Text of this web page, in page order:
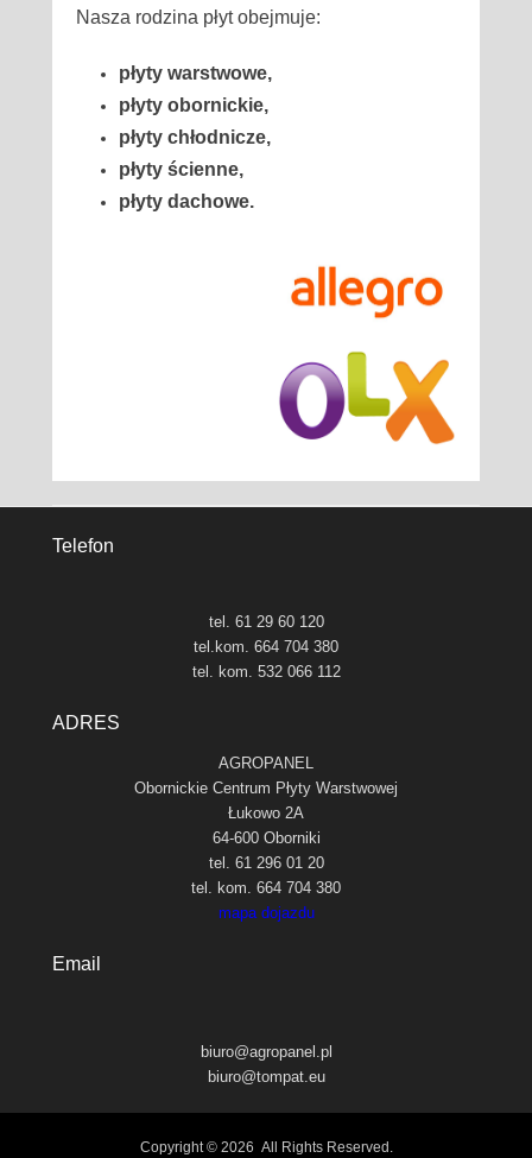
Nasza rodzina płyt obejmuje:
płyty warstwowe,
płyty obornickie,
płyty chłodnicze,
płyty ścienne,
płyty dachowe.
Telefon
tel. 61 29 60 120
tel.kom. 664 704 380
tel. kom. 532 066 112
ADRES
AGROPANEL
Obornickie Centrum Płyty Warstwowej
Łukowo 2A
64-600 Oborniki
tel. 61 296 01 20
tel. kom. 664 704 380
mapa dojazdu
Email
biuro@agropanel.pl
biuro@tompat.eu
Copyright © 2026 All Rights Reserved.